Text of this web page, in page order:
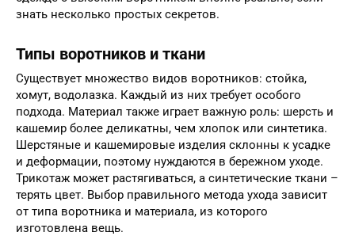
знать несколько простых секретов.
Типы воротников и ткани
Существует множество видов воротников: стойка,
хомут, водолазка. Каждый из них требует особого
подхода. Материал также играет важную роль: шерсть и
кашемир более деликатны, чем хлопок или синтетика.
Шерстяные и кашемировые изделия склонны к усадке
и деформации, поэтому нуждаются в бережном уходе.
Трикотаж может растягиваться, а синтетические ткани –
терять цвет. Выбор правильного метода ухода зависит
от типа воротника и материала, из которого
изготовлена вещь.